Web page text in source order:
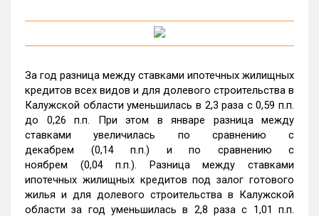
За год разница между ставками ипотечных жилищных
кредитов всех видов и для долевого строительства в
Калужской области уменьшилась в 2,3 раза с 0,59 п.п.
до 0,26 п.п. При этом в январе разница между
ставками увеличилась по сравнению с
декабрем (0,14 п.п.) и по сравнению с
ноябрем (0,04 п.п.). Разница между ставками
ипотечных жилищных кредитов под залог готового
жилья и для долевого строительства в Калужской
области за год уменьшилась в 2,8 раза с 1,01 п.п.